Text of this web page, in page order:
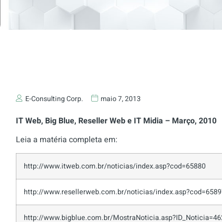
E-Consulting Corp. maio 7, 2013
IT Web, Big Blue, Reseller Web e IT Midia – Março, 2010
Leia a matéria completa em:
http://www.itweb.com.br/noticias/index.asp?cod=65880
http://www.resellerweb.com.br/noticias/
http://www.bigblue.com.br/